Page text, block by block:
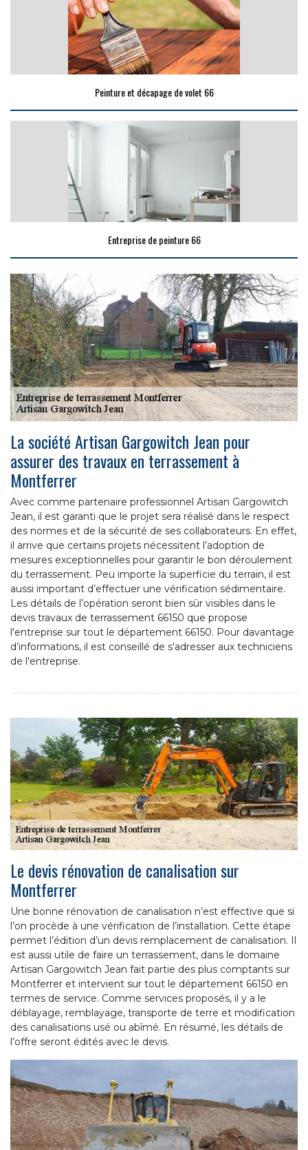
Peinture et décapage de volet 66
Entreprise de peinture 66
La société Artisan Gargowitch Jean pour
assurer des travaux en terrassement à
Montferrer
Avec comme partenaire professionnel Artisan Gargowitch
Jean, il est garanti que le projet sera réalisé dans le respect
des normes et de la sécurité de ses collaborateurs. En effet,
il arrive que certains projets nécessitent l’adoption de
mesures exceptionnelles pour garantir le bon déroulement
du terrassement. Peu importe la superficie du terrain, il est
aussi important d’effectuer une vérification sédimentaire.
Les détails de l’opération seront bien sûr visibles dans le
devis travaux de terrassement 66150 que propose
l'entreprise sur tout le département 66150. Pour davantage
d’informations, il est conseillé de s'adresser aux techniciens
de l'entreprise.
Le devis rénovation de canalisation sur
Montferrer
Une bonne rénovation de canalisation n’est effective que si
l’on procède à une vérification de l’installation. Cette étape
permet l’édition d’un devis remplacement de canalisation. Il
est aussi utile de faire un terrassement, dans le domaine
Artisan Gargowitch Jean fait partie des plus comptants sur
Montferrer et intervient sur tout le département 66150 en
termes de service. Comme services proposés, il y a le
déblayage, remblayage, transporte de terre et modification
des canalisations usé ou abîmé. En résumé, les détails de
l’offre seront édités avec le devis.